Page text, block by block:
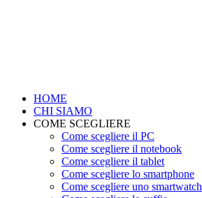
HOME
CHI SIAMO
COME SCEGLIERE
Come scegliere il PC
Come scegliere il notebook
Come scegliere il tablet
Come scegliere lo smartphone
Come scegliere uno smartwatch